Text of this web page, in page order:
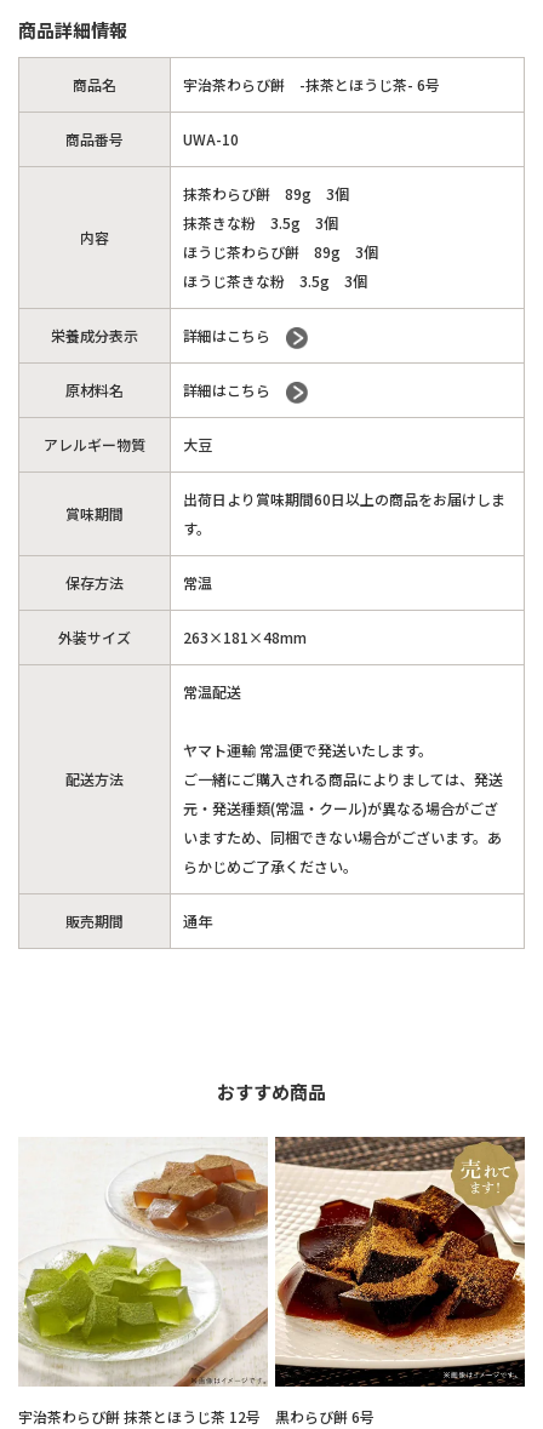
商品詳細情報
商品名 宇治茶わらび餅 -抹茶とほうじ茶- 6号
商品番号 UWA-10
内容
抹茶わらび餅 89g 3個
抹茶きな粉 3.5g 3個
ほうじ茶わらび餅 89g 3個
ほうじ茶きな粉 3.5g 3個
栄養成分表示 詳細はこちら
原材料名 詳細はこちら
アレルギー物質 大豆
賞味期間
出荷日より賞味期間60日以上の商品をお届けしま
す。
保存方法 常温
外装サイズ 263×181×48mm
配送方法
常温配送
ヤマト運輸 常温便で発送いたします。
ご一緒にご購入される商品によりましては、発送
元・発送種類(常温・クール)が異なる場合がござ
いますため、同梱できない場合がございます。あ
らかじめご了承ください。
販売期間 通年
おすすめ商品
宇治茶わらび餅 抹茶とほうじ茶 12号
黒わらび餅 6号